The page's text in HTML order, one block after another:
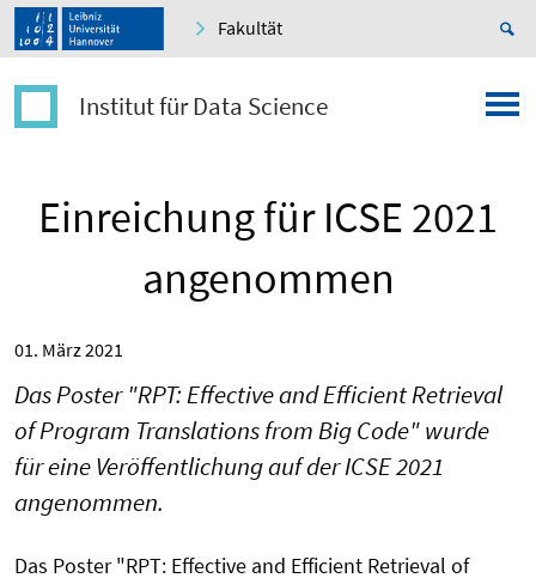
Fakultät
Institut für Data Science
Einreichung für ICSE 2021
angenommen
01. März 2021
Das Poster "RPT: Effective and Efficient Retrieval
of Program Translations from Big Code" wurde
für eine Veröffentlichung auf der ICSE 2021
angenommen.
Das Poster "RPT: Effective and Efficient Retrieval of